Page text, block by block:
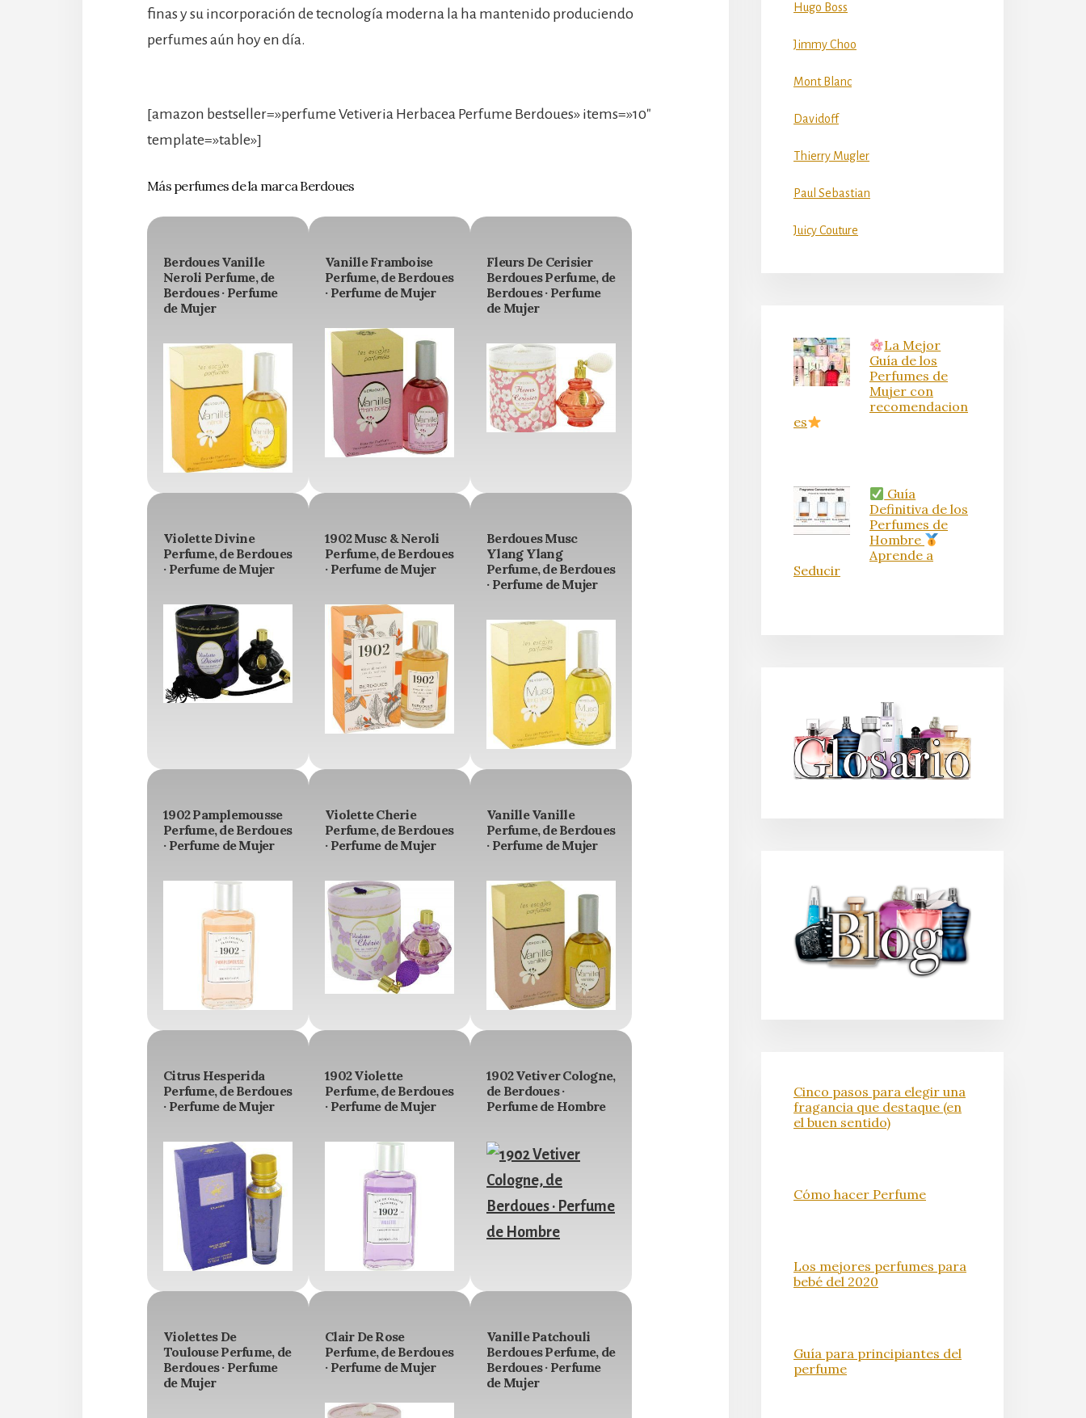
finas y su incorporación de tecnología moderna la ha mantenido produciendo
perfumes aún hoy en día.
[amazon bestseller=»perfume Vetiveria Herbacea Perfume Berdoues» items=»10″
template=»table»]
Más perfumes de la marca Berdoues
Berdoues Vanille
Neroli Perfume, de
Berdoues · Perfume
de Mujer
Vanille Framboise
Perfume, de Berdoues
· Perfume de Mujer
Fleurs De Cerisier
Berdoues Perfume, de
Berdoues · Perfume
de Mujer
Violette Divine
Perfume, de Berdoues
· Perfume de Mujer
1902 Musc & Neroli
Perfume, de Berdoues
· Perfume de Mujer
Berdoues Musc
Ylang Ylang
Perfume, de Berdoues
· Perfume de Mujer
1902 Pamplemousse
Perfume, de Berdoues
· Perfume de Mujer
Violette Cherie
Perfume, de Berdoues
· Perfume de Mujer
Vanille Vanille
Perfume, de Berdoues
· Perfume de Mujer
Citrus Hesperida
Perfume, de Berdoues
· Perfume de Mujer
1902 Violette
Perfume, de Berdoues
· Perfume de Mujer
1902 Vetiver Cologne,
de Berdoues ·
Perfume de Hombre
Violettes De
Toulouse Perfume, de
Berdoues · Perfume
de Mujer
Clair De Rose
Perfume, de Berdoues
· Perfume de Mujer
Vanille Patchouli
Berdoues Perfume, de
Berdoues · Perfume
de Mujer
Hugo Boss
Jimmy Choo
Mont Blanc
Davidoff
Thierry Mugler
Paul Sebastian
Juicy Couture
La Mejor
Guía de los
Perfumes de
Mujer con
recomendacion
es
Guía
Definitiva de los
Perfumes de
Hombre
Aprende a
Seducir
Cinco pasos para elegir una
fragancia que destaque (en
el buen sentido)
Cómo hacer Perfume
Los mejores perfumes para
bebé del 2020
Guía para principiantes del
perfume